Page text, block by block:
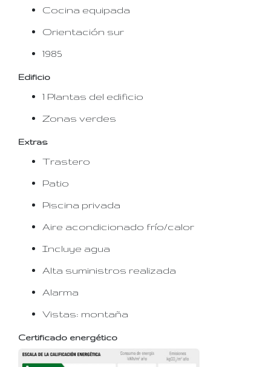
Cocina equipada
Orientación sur
1985
Edificio
1 Plantas del edificio
Zonas verdes
Extras
Trastero
Patio
Piscina privada
Aire acondicionado frío/calor
Incluye agua
Alta suministros realizada
Alarma
Vistas: montaña
Certificado energético